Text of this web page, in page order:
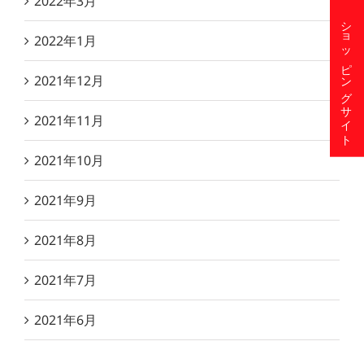
2022年1月
2021年12月
2021年11月
2021年10月
2021年9月
2021年8月
2021年7月
2021年6月
ショッピングサイト